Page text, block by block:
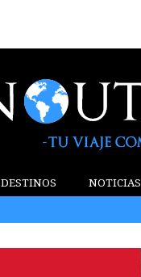
DESTINOS NOTICIAS